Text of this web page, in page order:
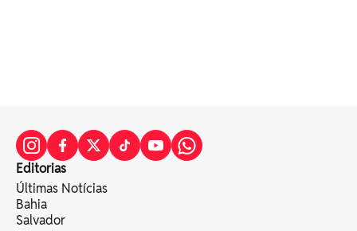
Editorias
Últimas Notícias
Bahia
Salvador